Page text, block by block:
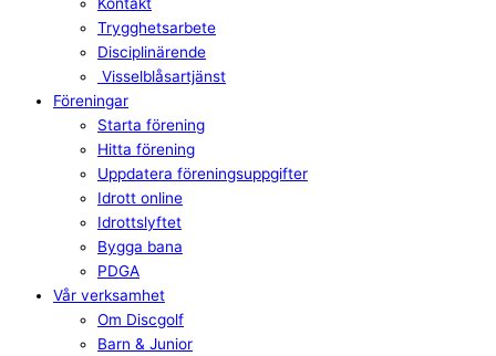
Trygghetsarbete
Disciplinärende
Visselblåsartjänst
Föreningar
Starta förening
Hitta förening
Uppdatera föreningsuppgifter
Idrott online
Idrottslyftet
Bygga bana
PDGA
Vår verksamhet
Om Discgolf
Barn & Junior